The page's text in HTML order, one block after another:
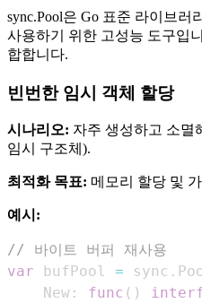
sync.Pool은 Go 표준 라이브러
사용하기 위한 고성능 도구입
합합니다.
빈번한 임시 객체 할당
시나리오: 자주 생성하고 소멸
임시 구조체).
최적화 목표: 메모리 할당 및
예시:
// 바이트 버퍼 재사용
var bufPool = sync .
    New
: func ( )